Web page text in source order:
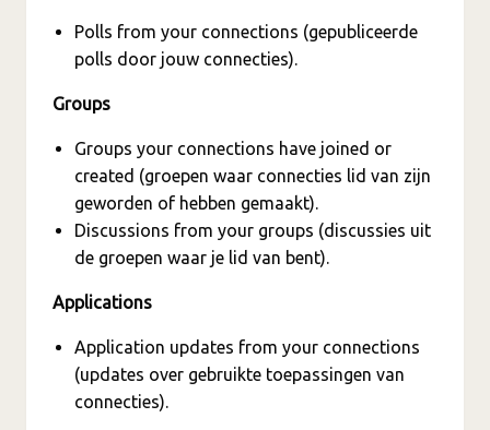
Polls from your connections (gepubliceerde
polls door jouw connecties).
Groups
Groups your connections have joined or
created (groepen waar connecties lid van zijn
geworden of hebben gemaakt).
Discussions from your groups (discussies uit
de groepen waar je lid van bent).
Applications
Application updates from your connections
(updates over gebruikte toepassingen van
connecties).